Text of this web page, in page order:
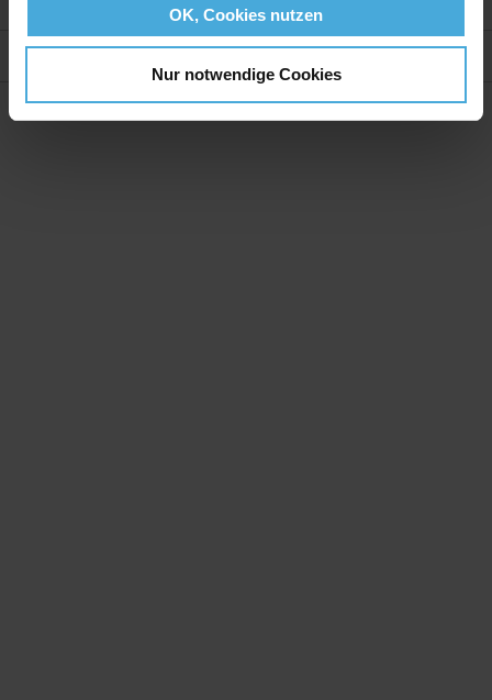
OK, Cookies nutzen
Nur notwendige Cookies
Weitere Informationen
Bewertungen